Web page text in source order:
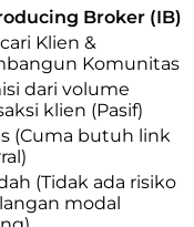
Broker (IB)
Klien &
Komunitas
dari volume
klien (Pasif)
(Cuma butuh link
(Tidak ada risiko
modal